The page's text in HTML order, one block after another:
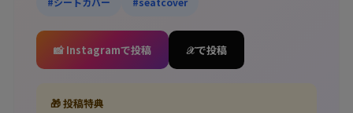
📸 Instagramで投稿 𝒳 で投稿
🎁 投稿特典